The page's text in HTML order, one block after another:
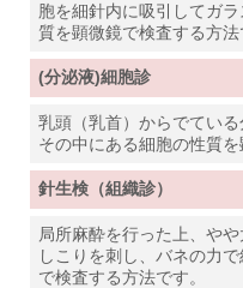
胞を細針内に吸引してガ
質を顕微鏡で検査する方法
(分泌液)細胞診
乳頭（乳首）からでている
その中にある細胞の性質
針生検（組織診）
局所麻酔を行った上、や
しこりを刺し、バネの力
で検査する方法です。